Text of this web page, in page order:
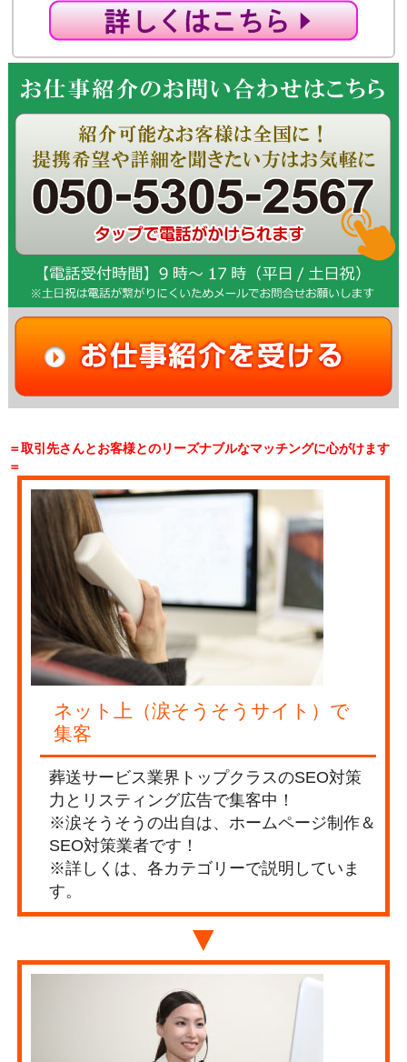
＝取引先さんとお客様とのリーズナブルなマッチングに心がけます
＝
ネット上（涙そうそうサイト）で
集客
葬送サービス業界トップクラスのSEO対策
力とリスティング広告で集客中！
※涙そうそうの出自は、ホームページ制作＆
SEO対策業者です！
※詳しくは、各カテゴリーで説明していま
す。
▼